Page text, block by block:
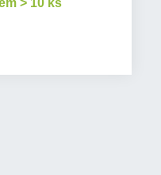
> 10 ks